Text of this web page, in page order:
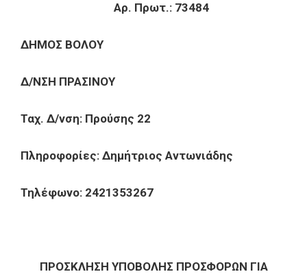
Αρ. Πρωτ.: 73484
ΔΗΜΟΣ ΒΟΛΟΥ
Δ/ΝΣΗ ΠΡΑΣΙΝΟΥ
Ταχ. Δ/νση: Προύσης 22
Πληροφορίες: Δημήτριος Αντωνιάδης
Τηλέφωνο: 2421353267
ΠΡΟΣΚΛΗΣΗ ΥΠΟΒΟΛΗΣ ΠΡΟΣΦΟΡΩΝ ΓΙΑ